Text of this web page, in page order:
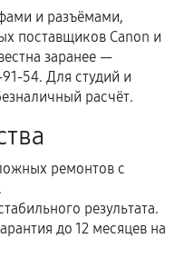
попадание влаги,
или вмешательство
гарантийного
это не указано в
и разъёмами,
поставщиков Canon и
заранее —
54. Для студий и
расчёт.
ремонтов с
результата.
до 12 месяцев на